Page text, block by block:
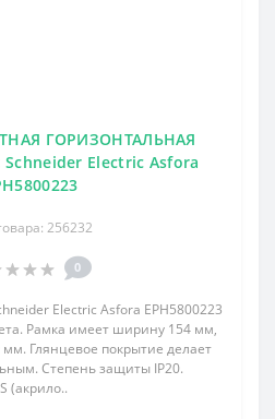
ГОРИЗОНТАЛЬНАЯ
Electric Asfora
256232
0
Electric Asfora EPH5800223
Рамка имеет ширину 154 мм,
Глянцевое покрытие делает
Степень защиты IP20.
(акрило..